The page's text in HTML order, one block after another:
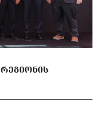
ᲠᲔᲒᲘᲝᲜᲘᲡ